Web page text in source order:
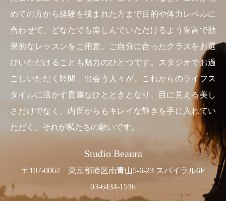
めての方から経験を積まれた方まで目的や体力レベルに
合わせて、どなたでも楽しんでいただけるよう豊富で効
果的なレッスンをご用意。ご自分に合ったクラスをお選
びいただけることも魅力のひとつです。スタジオでお過
ごしいただく時間、出会う人々が、これからのライフス
タイルに活かす貴重なひとときとなり、目に見える美し
さだけでなく、内面からもキレイな輝きを手に入れてい
ただく、それが私たちの願いです。
Studio Beaura
〒107-0062 東京都港区南青山5-6-23 スパイラル6F
03-6434-1536